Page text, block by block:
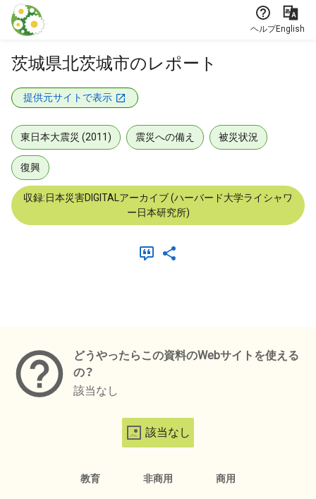
本文に飛ぶ
ヘルプEnglish
茨城県北茨城市のレポート
提供元サイトで表示
東日本大震災 (2011) 震災への備え 被災状況
復興
収録:日本災害DIGITALアーカイブ (ハーバード大学ライシャワ
ー日本研究所)
どうやったらこの資料のWebサイトを使える
の？
該当なし
該当なし
教育 非商用 商用